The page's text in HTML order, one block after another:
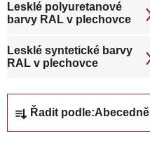
Lesklé polyuretanové
barvy RAL v plechovce
Lesklé syntetické barvy
RAL v plechovce
Řadit podle:Abecedně